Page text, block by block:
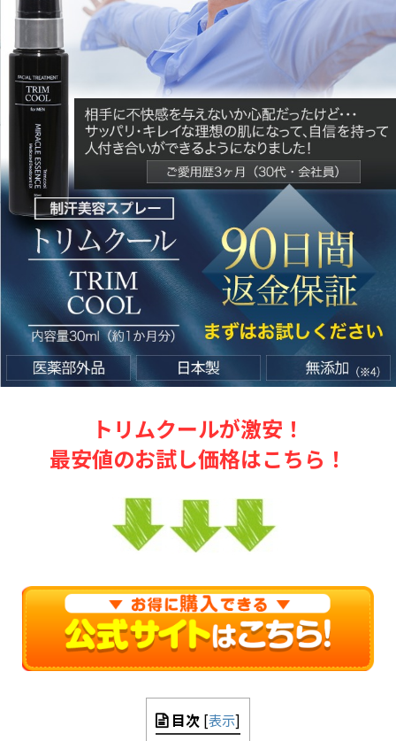
トリムクールが激安！
最安値のお試し価格はこちら！
目次 [表示]